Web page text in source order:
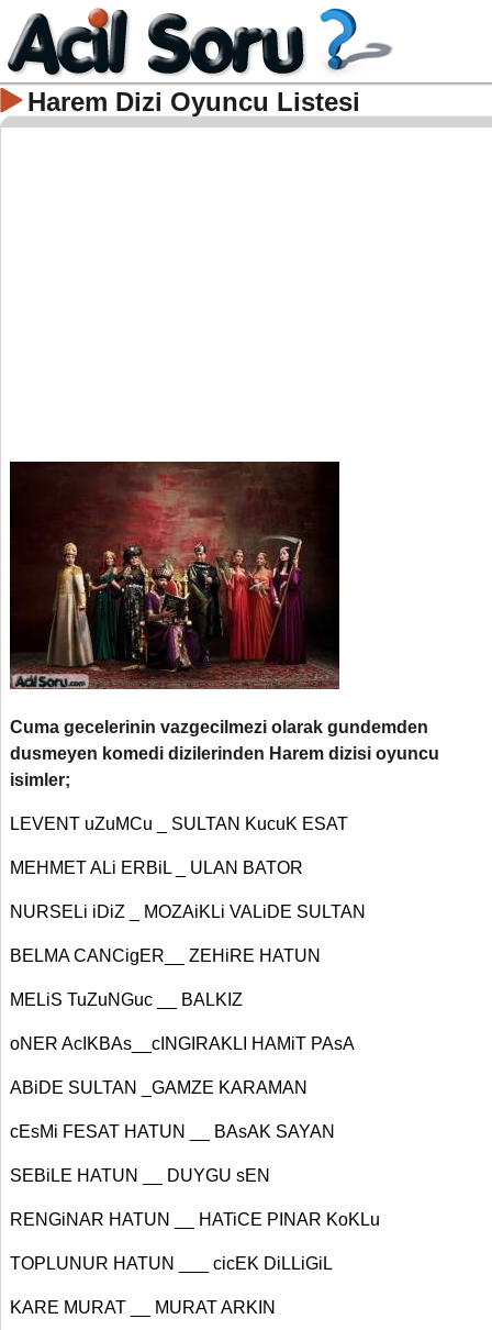
Harem Dizi Oyuncu Listesi
Cuma gecelerinin vazgecilmezi olarak gundemden
dusmeyen komedi dizilerinden Harem dizisi oyuncu
isimler;
LEVENT uZuMCu _ SULTAN KucuK ESAT
MEHMET ALi ERBiL _ ULAN BATOR
NURSELi iDiZ _ MOZAiKLi VALiDE SULTAN
BELMA CANCigER__ ZEHiRE HATUN
MELiS TuZuNGuc __ BALKIZ
oNER AcIKBAs__cINGIRAKLI HAMiT PAsA
ABiDE SULTAN _GAMZE KARAMAN
cEsMi FESAT HATUN __ BAsAK SAYAN
SEBiLE HATUN __ DUYGU sEN
RENGiNAR HATUN __ HATiCE PINAR KoKLu
TOPLUNUR HATUN ___ cicEK DiLLiGiL
KARE MURAT __ MURAT ARKIN